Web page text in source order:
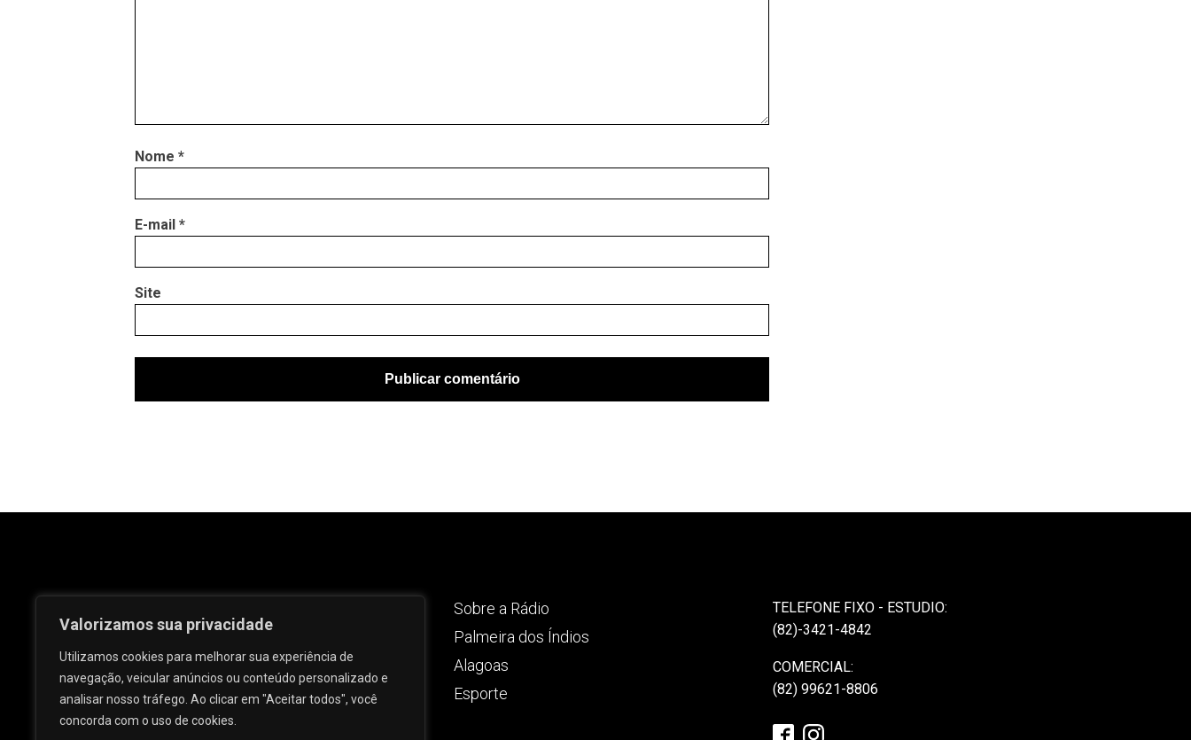
Valorizamos sua privacidade
Utilizamos cookies para melhorar sua experiência de
navegação, veicular anúncios ou conteúdo personalizado e
analisar nosso tráfego. Ao clicar em "Aceitar todos", você
concorda com o uso de cookies.
Nome *
E-mail *
Site
Rua José e Maria Passos, nº 25 - Centro -
Sobre a Rádio
Palmeira dos Índios
Alagoas
Esporte
TELEFONE FIXO - ESTUDIO:
(82)-3421-4842
COMERCIAL:
(82) 99621-8806